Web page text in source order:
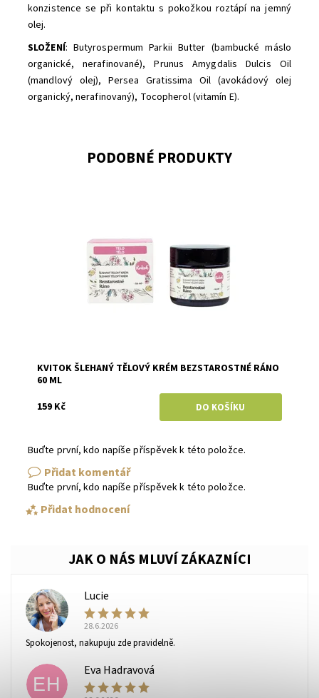
konzistence se při kontaktu s pokožkou roztápí na jemný
olej.
SLOŽENÍ: Butyrospermum Parkii Butter (bambucké máslo
organické, nerafinované), Prunus Amygdalis Dulcis Oil
(mandlový olej), Persea Gratissima Oil (avokádový olej
organický, nerafinovaný), Tocopherol (vitamín E).
PODOBNÉ PRODUKTY
KVITOK ŠLEHANÝ TĚLOVÝ KRÉM BEZSTAROSTNÉ RÁNO
60 ML
159 Kč
Buďte první, kdo napíše příspěvek k této položce.
Přidat komentář
Buďte první, kdo napíše příspěvek k této položce.
Přidat hodnocení
L
Lucie
28.6.2026
Spokojenost, nakupuju zde pravidelně.
EH
Eva Hadravová